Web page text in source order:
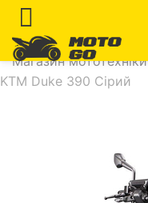
Магазин мототехніки
KTM Duke 390 Сірий